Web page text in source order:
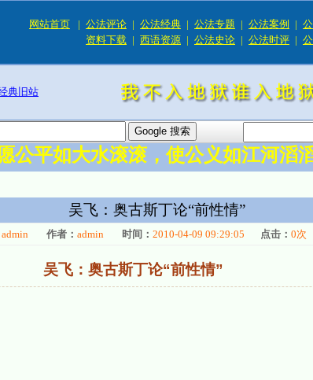
网站首页 | 公法评论 | 公法经典 | 公法专题 | 公法案例 |
资料下载 | 西语资源 | 公法史论 | 公法时评 |
典旧站
公平如大水滚滚，使公义如江河滔
吴飞：奥古斯丁论“前性情”
admin 作者： admin 时间： 2010-04-09 09:29:05 点击： 0次
吴飞：奥古斯丁论“前性情”